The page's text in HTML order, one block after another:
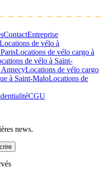
ContactEntreprise
Locations de vélo à
Locations de vélo cargo à
de vélo à Saint-
AnnecyLocations de vélo cargo
à Saint-MaloLocations de
CGU
news.